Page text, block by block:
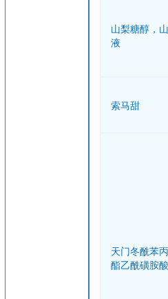
山梨糖醇，
液
索马甜
天门冬酰苯
酯乙酰磺胺酸